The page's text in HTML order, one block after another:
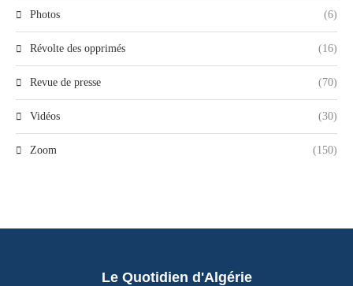
Photos (6)
Révolte des opprimés (16)
Revue de presse (70)
Vidéos (30)
Zoom (150)
Le Quotidien d'Algérie